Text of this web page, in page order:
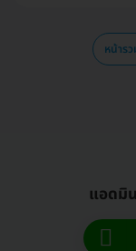
หน้าร
แอดมิ